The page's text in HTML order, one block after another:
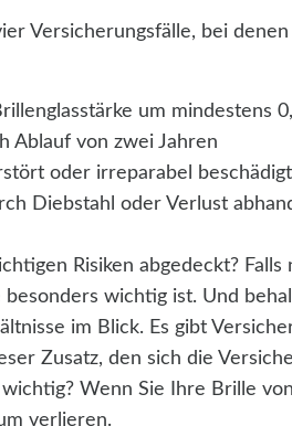
Versicherungsfälle, bei
um mindestens
Ablauf von zwei Jahren
oder irreparabel beschädigt
Diebstahl oder Verlust
Risiken abgedeckt?
besonders wichtig ist. Und
im Blick. Es gibt
Zusatz, den sich die
Wenn Sie Ihre Brille
verlieren.